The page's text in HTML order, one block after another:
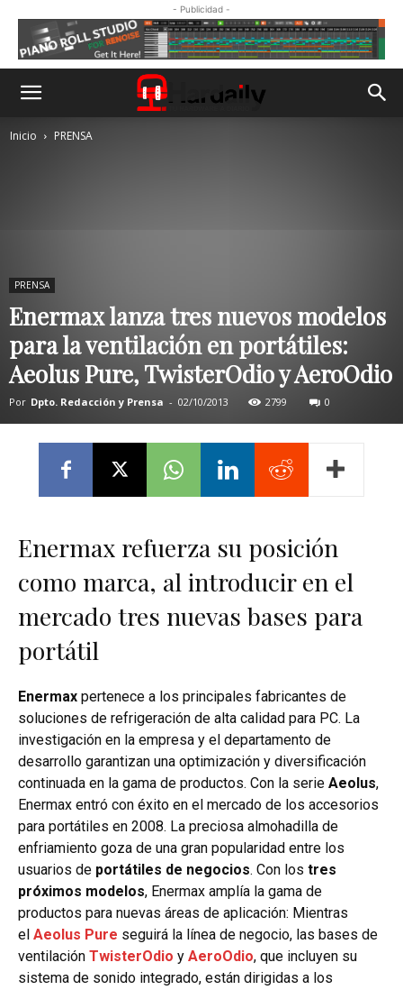
- Publicidad -
Inicio PRENSA
PRENSA
Enermax lanza tres nuevos modelos
para la ventilación en portátiles:
Aeolus Pure, TwisterOdio y AeroOdio
Por Dpto. Redacción y Prensa - 02/10/2013 2799 0
Enermax refuerza su posición
como marca, al introducir en el
mercado tres nuevas bases para
portátil
Enermax pertenece a los principales fabricantes de
soluciones de refrigeración de alta calidad para PC. La
investigación en la empresa y el departamento de
desarrollo garantizan una optimización y diversificación
continuada en la gama de productos. Con la serie Aeolus,
Enermax entró con éxito en el mercado de los accesorios
para portátiles en 2008. La preciosa almohadilla de
enfriamiento goza de una gran popularidad entre los
usuarios de portátiles de negocios. Con los tres
próximos modelos, Enermax amplía la gama de
productos para nuevas áreas de aplicación: Mientras
el Aeolus Pure seguirá la línea de negocio, las bases de
ventilación TwisterOdio y AeroOdio, que incluyen su
sistema de sonido integrado, están dirigidas a los